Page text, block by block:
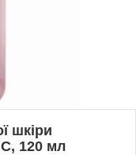
шкіри
120 мл